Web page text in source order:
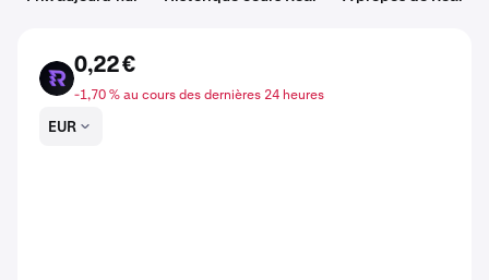
ASSET
0,22 €
-1,70 % au cours des dernières 24 heures
EUR